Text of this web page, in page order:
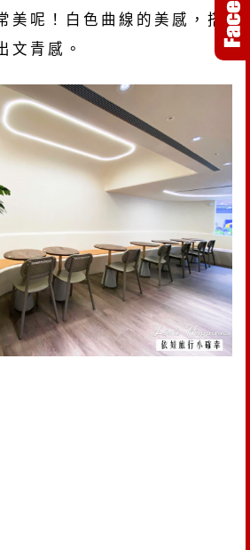
美呢！白色曲線的美感，搭
文青感。